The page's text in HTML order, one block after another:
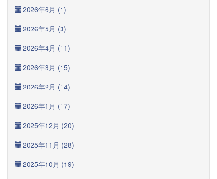
2026年6月 (1)
2026年5月 (3)
2026年4月 (11)
2026年3月 (15)
2026年2月 (14)
2026年1月 (17)
2025年12月 (20)
2025年11月 (28)
2025年10月 (19)